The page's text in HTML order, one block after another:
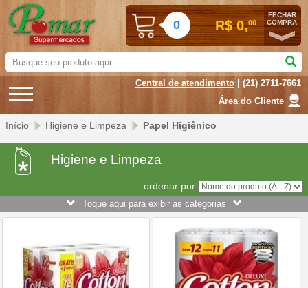
0 R$ 0,00
FECHAR
COMPRA
Busque
seu
produto
aqui...
Central de atendimento | (21) 2711-7661
Área do Cliente
Início Higiene e Limpeza Papel Higiênico
Higiene e Limpeza
ordenar por
Toque aqui para exibir as categorias